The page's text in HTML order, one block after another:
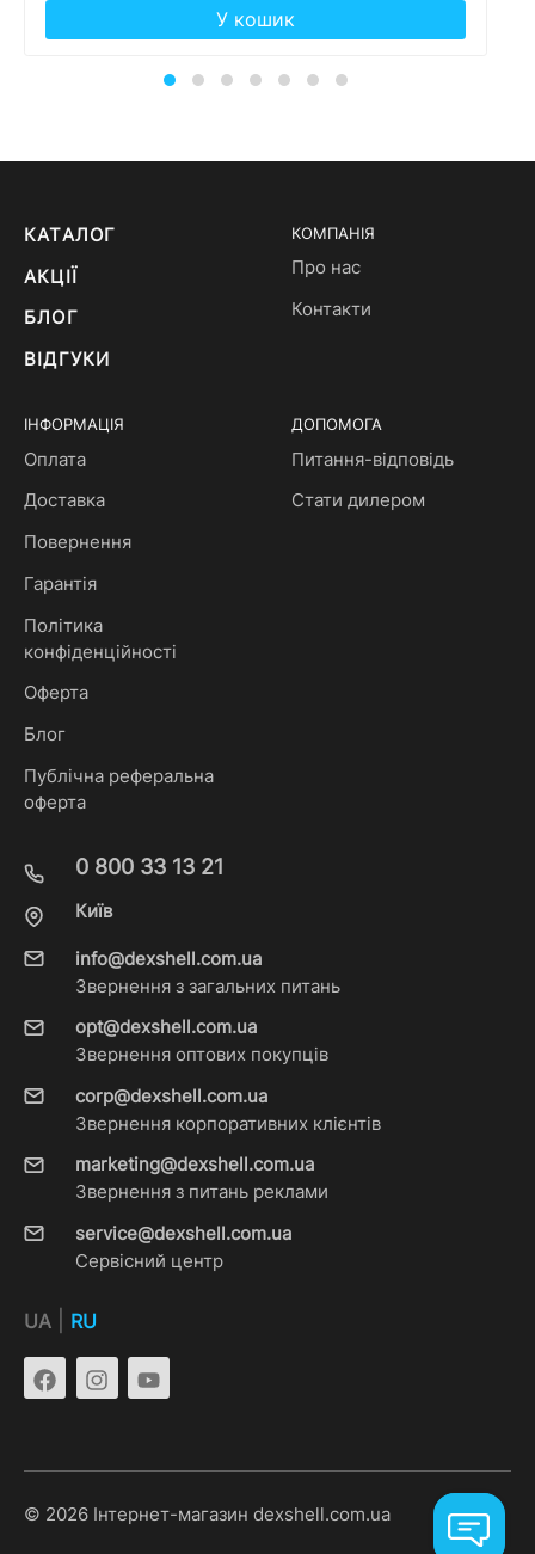
У кошик
КАТАЛОГ
АКЦІЇ
БЛОГ
ВІДГУКИ
КОМПАНІЯ
Про нас
Контакти
ІНФОРМАЦІЯ
Оплата
Доставка
Повернення
Гарантія
Політика
конфіденційності
Оферта
Блог
Публічна реферальна
оферта
ДОПОМОГА
Питання-відповідь
Стати дилером
0 800 33 13 21
Київ
info@dexshell.com.ua
Звернення з загальних питань
opt@dexshell.com.ua
Звернення оптових покупців
corp@dexshell.com.ua
Звернення корпоративних клієнтів
marketing@dexshell.com.ua
Звернення з питань реклами
service@dexshell.com.ua
Сервісний центр
UA RU
© 2026 Інтернет-магазин dexshell.com.ua